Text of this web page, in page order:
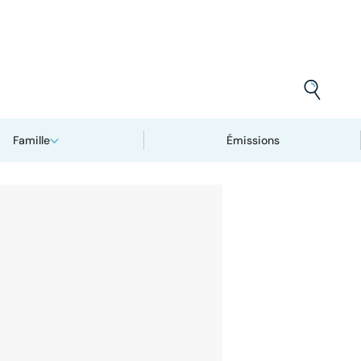
Famille Émissions